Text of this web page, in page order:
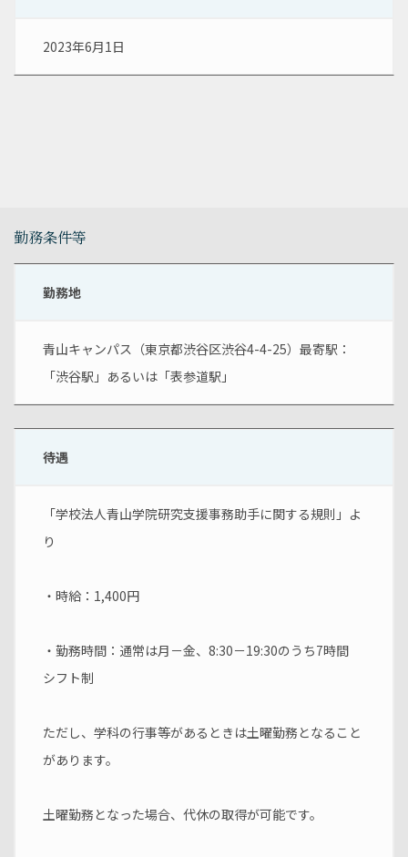
2023年6月1日
勤務条件等
勤務地
青山キャンパス（東京都渋谷区渋谷4-4-25）最寄駅：
「渋谷駅」あるいは「表参道駅」
待遇
「学校法人青山学院研究支援事務助手に関する規則」よ
り
・時給：1,400円
・勤務時間：通常は月－金、8:30－19:30のうち7時間
シフト制
ただし、学科の行事等があるときは土曜勤務となること
があります。
土曜勤務となった場合、代休の取得が可能です。